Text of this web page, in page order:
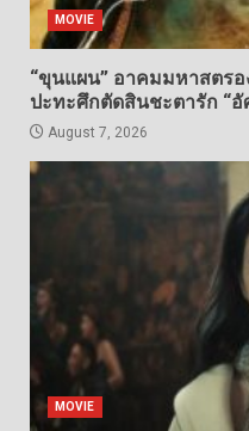
MOVIE
“ขุนแผน” อาคมมหาสตร
ปะทะศึกตัดสินชะตารัก “อั
August 7, 2026
MOVIE